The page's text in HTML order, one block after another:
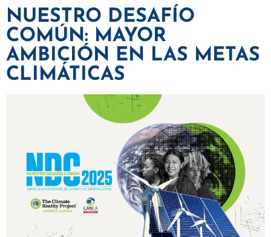
NUESTRO DESAFÍO
COMÚN: MAYOR
AMBICIÓN EN LAS METAS
CLIMÁTICAS